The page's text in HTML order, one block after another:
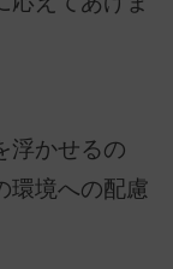
浮かせるの
環境への配慮